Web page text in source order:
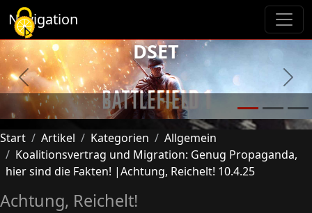
Navigation
Previous Next
DSET
Start Artikel Kategorien
Allgemein
Koalitionsvertrag und Migration: Genug Propaganda,
hier sind die Fakten! |Achtung, Reichelt! 10.4.25
Achtung, Reichelt!
Cookie-Einstellungen